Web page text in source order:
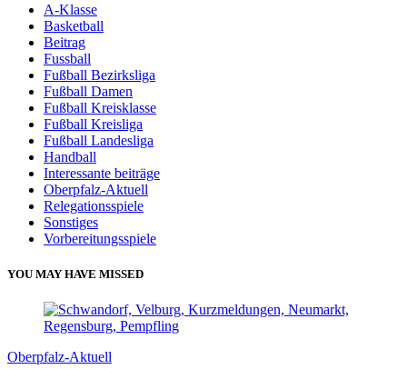
A-Klasse
Basketball
Beitrag
Fussball
Fußball Bezirksliga
Fußball Damen
Fußball Kreisklasse
Fußball Kreisliga
Fußball Landesliga
Handball
Interessante beiträge
Oberpfalz-Aktuell
Relegationsspiele
Sonstiges
Vorbereitungsspiele
YOU MAY HAVE MISSED
Oberpfalz-Aktuell